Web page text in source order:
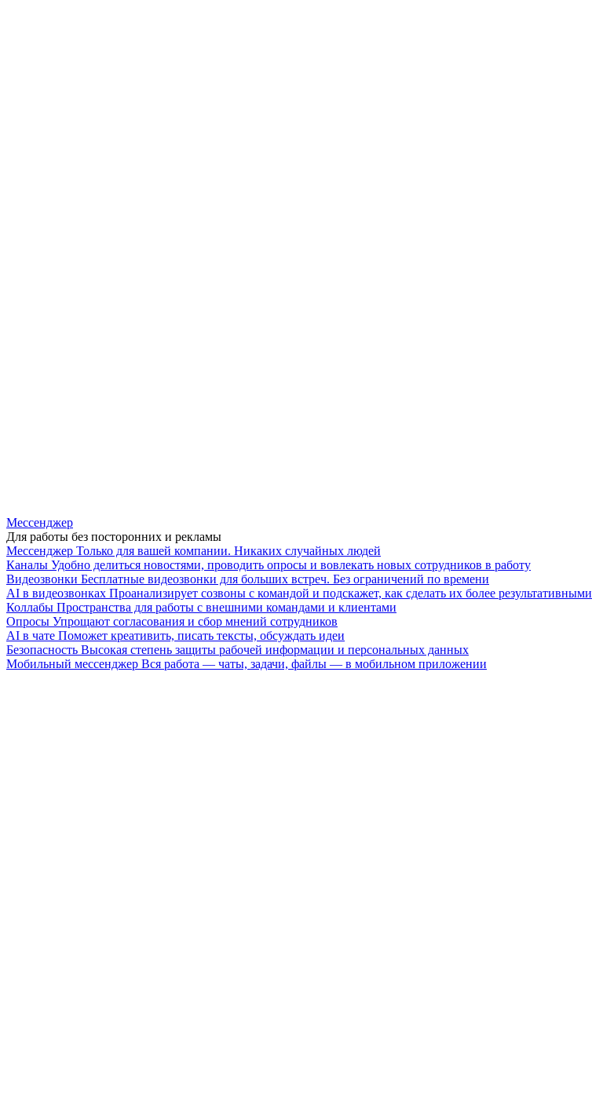
Мессенджер
Для работы без посторонних и рекламы
Мессенджер Только для вашей компании. Никаких случайных людей
Каналы Удобно делиться новостями, проводить опросы и вовлекать новых сотрудников в работу
Видеозвонки Бесплатные видеозвонки для больших встреч. Без ограничений по времени
AI в видеозвонках Проанализирует созвоны с командой и подскажет, как сделать их более результативными
Коллабы Пространства для работы с внешними командами и клиентами
Опросы Упрощают согласования и сбор мнений сотрудников
AI в чате Поможет креативить, писать тексты, обсуждать идеи
Безопасность Высокая степень защиты рабочей информации и персональных данных
Мобильный мессенджер Вся работа — чаты, задачи, файлы — в мобильном приложении